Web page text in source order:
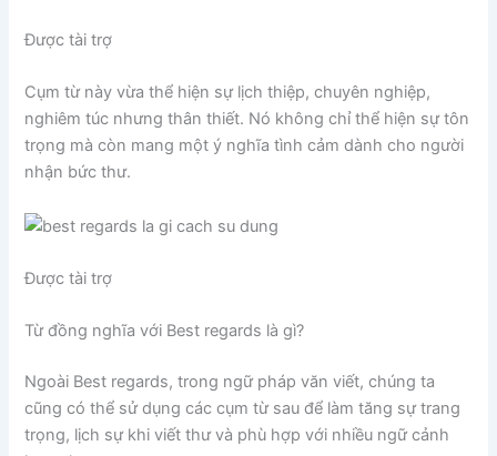
Được tài trợ
Cụm từ này vừa thể hiện sự lịch thiệp, chuyên nghiệp,
nghiêm túc nhưng thân thiết. Nó không chỉ thể hiện sự tôn
trọng mà còn mang một ý nghĩa tình cảm dành cho người
nhận bức thư.
Được tài trợ
Từ đồng nghĩa với Best regards là gì?
Ngoài Best regards, trong ngữ pháp văn viết, chúng ta
cũng có thể sử dụng các cụm từ sau để làm tăng sự trang
trọng, lịch sự khi viết thư và phù hợp với nhiều ngữ cảnh